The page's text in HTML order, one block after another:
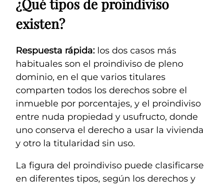
¿Qué tipos de proindiviso
existen?
Respuesta rápida: los dos casos más
habituales son el proindiviso de pleno
dominio, en el que varios titulares
comparten todos los derechos sobre el
inmueble por porcentajes, y el proindiviso
entre nuda propiedad y usufructo, donde
uno conserva el derecho a usar la vivienda
y otro la titularidad sin uso.
La figura del proindiviso puede clasificarse
en diferentes tipos, según los derechos y